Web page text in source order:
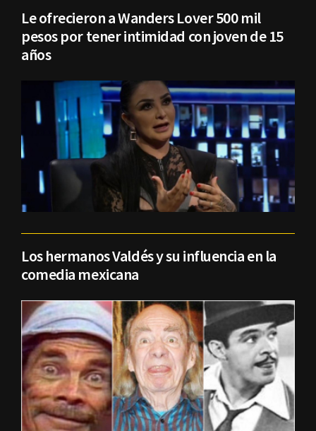
Le ofrecieron a Wanders Lover 500 mil
pesos por tener intimidad con joven de 15
años
Los hermanos Valdés y su influencia en la
comedia mexicana